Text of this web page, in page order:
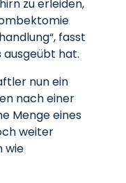
zu erleiden,
fasst
ausgeübt hat.
nun ein
nach einer
Menge eines
weiter
wie